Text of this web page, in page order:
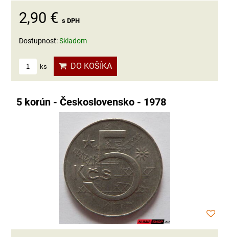
2,90 € s DPH
Dostupnosť:Skladom
ks DO KOŠÍKA
5 korún - Československo - 1978